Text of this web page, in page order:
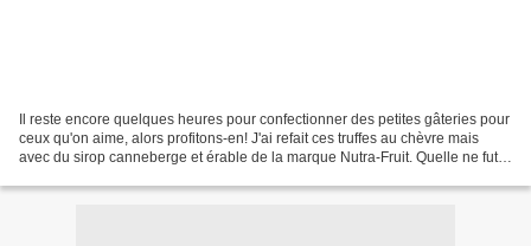
Il reste encore quelques heures pour confectionner des petites gâteries pour
ceux qu'on aime, alors profitons-en! J'ai refait ces truffes au chèvre mais
avec du sirop canneberge et érable de la marque Nutra-Fruit. Quelle ne fut